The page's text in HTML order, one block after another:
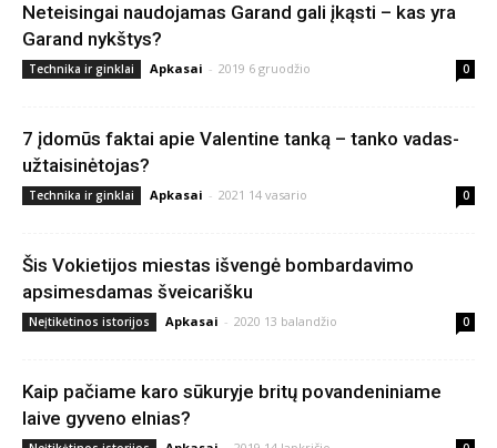
Neteisingai naudojamas Garand gali įkąsti – kas yra
Garand nykštys?
Technika ir ginklai Apkasai - 2019 6 gruodžio 0
7 įdomūs faktai apie Valentine tanką – tanko vadas-
užtaisinėtojas?
Technika ir ginklai Apkasai - 2021 14 vasario 0
Šis Vokietijos miestas išvengė bombardavimo
apsimesdamas šveicarišku
Neįtikėtinos istorijos Apkasai - 2020 13 balandžio 0
Kaip pačiame karo sūkuryje britų povandeniniame
laive gyveno elnias?